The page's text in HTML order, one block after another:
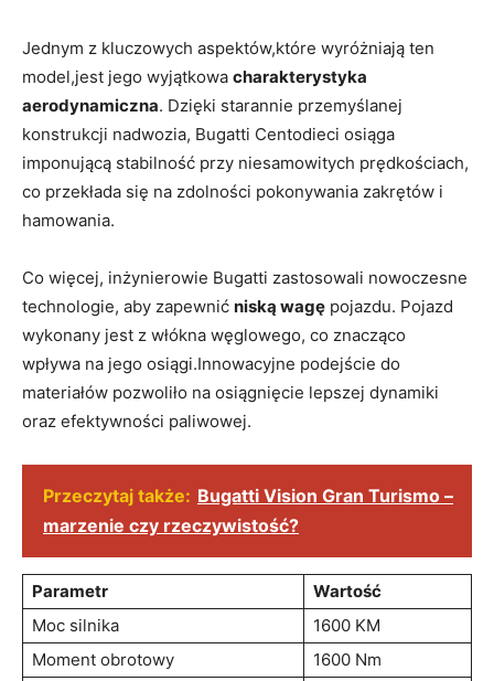
Jednym z kluczowych aspektów,które⁤ wyróżniają⁢ ten
model,jest jego wyjątkowa charakterystyka
aerodynamiczna. Dzięki starannie przemyślanej
konstrukcji nadwozia, Bugatti Centodieci osiąga
imponującą ​stabilność przy niesamowitych prędkościach,
co przekłada się na zdolności pokonywania zakrętów i
hamowania.
Co więcej,‍ inżynierowie⁢ Bugatti zastosowali nowoczesne
technologie,⁤ aby zapewnić niską wagę pojazdu. Pojazd
‍wykonany jest ⁢z włókna węglowego, co znacząco
wpływa‍ na jego osiągi.Innowacyjne podejście do
materiałów pozwoliło‌ na osiągnięcie lepszej dynamiki
oraz efektywności paliwowej.
Przeczytaj także: Bugatti Vision Gran Turismo –
marzenie czy rzeczywistość?
Parametr
Wartość
Moc⁢ silnika
1600⁣ KM
Moment obrotowy
1600 Nm